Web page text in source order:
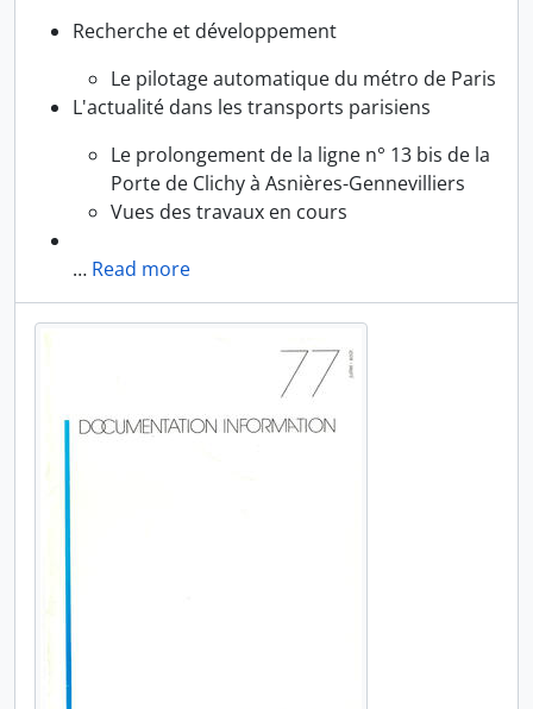
Recherche et développement
Le pilotage automatique du métro de Paris
L'actualité dans les transports parisiens
Le prolongement de la ligne n° 13 bis de la
Porte de Clichy à Asnières-Gennevilliers
Vues des travaux en cours
… Read more